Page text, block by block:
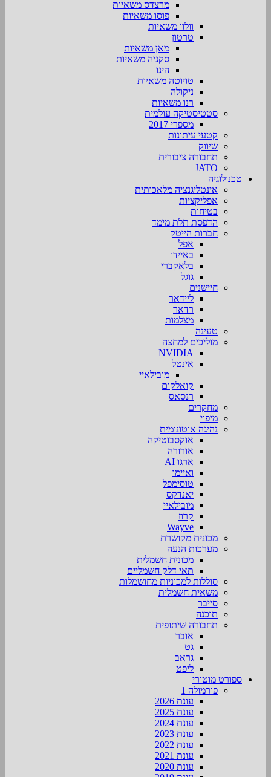
מרצדס משאיות
פוסו משאיות
וולוו משאיות
טרטון
מאן משאיות
סקניה משאיות
הינו
טויוטה משאיות
ניקולה
רנו משאיות
סטטיסטיקה עולמית
מספרי 2017
קטעי עיתונות
שיווק
תחבורה ציבורית
JATO
טכנולוגיה
אינטליגנציה מלאכותית
אפליקציות
בטיחות
הדפסת תלת מימד
חברות הייטק
אפל
באיידו
בלאקברי
גוגל
חיישנים
ליידאר
רדאר
מצלמות
טעינה
מוליכים למחצה
NVIDIA
אינטל
מובילאיי
קואלקום
רנסאס
מחקרים
מיפוי
נהיגה אוטונומית
אוקסבוטיקה
אורורה
ארגו AI
ואיימו
טוסימפל
יאנדקס
מובילאיי
קרוז
Wayve
מכונית מקושרת
מערכות הנעה
מכונית חשמלית
תאי דלק חשמליים
סוללות למכוניות מחושמלות
משאית חשמלית
סייבר
תוכנה
תחבורה שיתופית
אובר
גט
גראב
ליפט
ספורט מוטורי
פורמולה 1
עונת 2026
עונת 2025
עונת 2024
עונת 2023
עונת 2022
עונת 2021
עונת 2020